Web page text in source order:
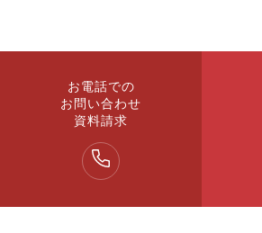
お電話での
お問い合わせ
資料請求